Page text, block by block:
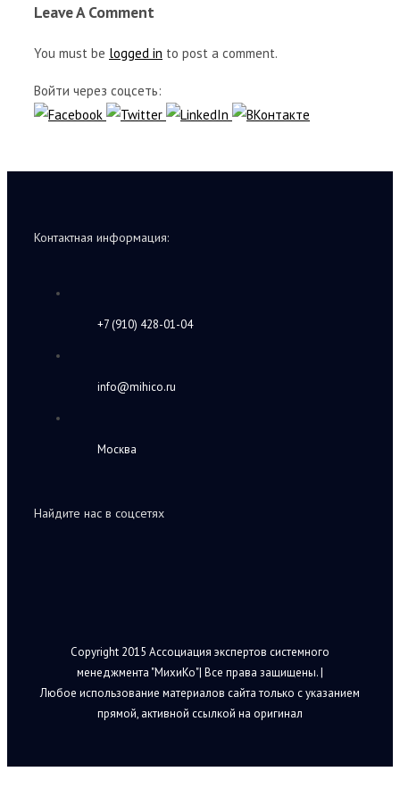
Leave A Comment
You must be logged in to post a comment.
Войти через соцсеть:
Контактная информация:
+7 (910) 428-01-04
info@mihico.ru
Москва
Найдите нас в соцсетях
Copyright 2015 Ассоциация экспертов системного
менеджмента "МихиКо"| Все права защищены. |
Любое использование материалов сайта только с указанием
прямой, активной ссылкой на оригинал